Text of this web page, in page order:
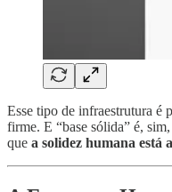
Esse tipo de infraestrutura é
firme. E “base sólida” é,
que a solidez humana está